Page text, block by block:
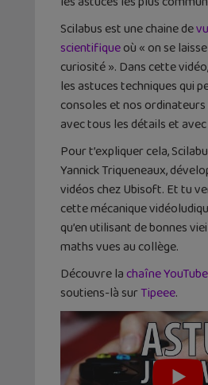
Scilabus est une chaine de
scientifiqueoù « on se
curiosité ». Dans cette
les astuces techniques qui
consoles et nos ordinateurs
avec tous les détails et
Pour t’expliquer cela,
Yannick Triqueneaux,
vidéos chez Ubisoft. Et tu
cette mécanique
qu’en utilisant de bonnes
maths vues au collège.
Découvre lachaîne
soutiens-là surTipeee.